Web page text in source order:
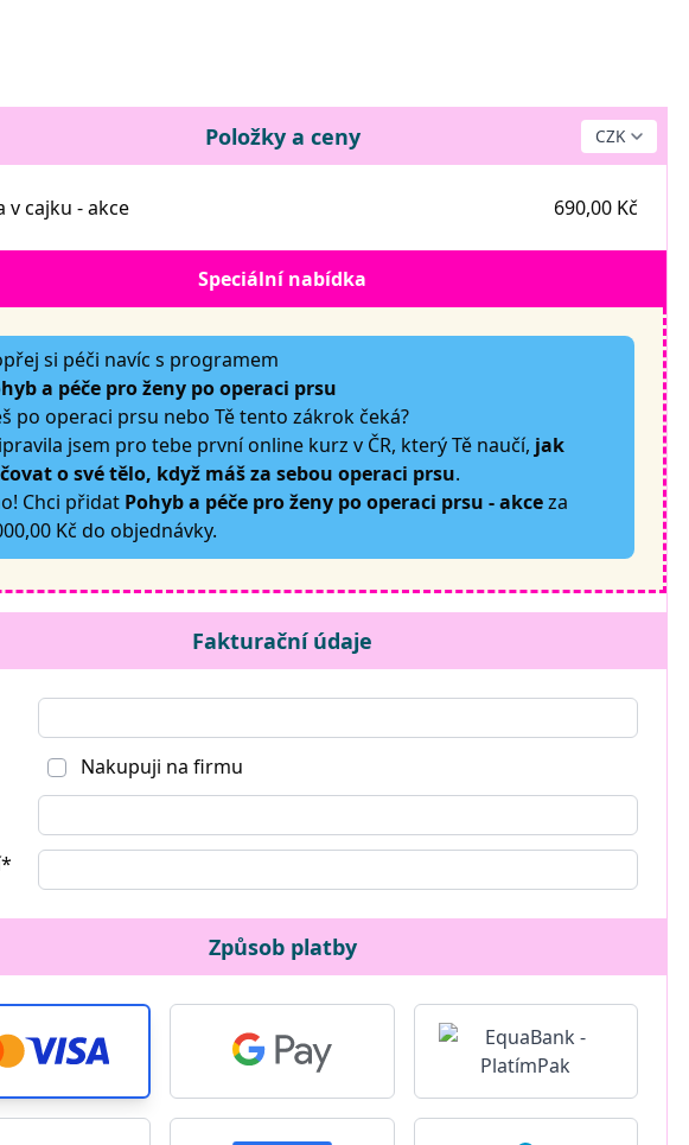
Položky a ceny
v cajku - akce 690,00 Kč
Speciální nabídka
si péči navíc s programem
a péče pro ženy po operaci prsu
po operaci prsu nebo Tě tento zákrok čeká?
jsem pro tebe první online kurz v ČR, který Tě naučí, jak
o své tělo, když máš za sebou operaci prsu.
Chci přidat Pohyb a péče pro ženy po operaci prsu - akceza
Kč do objednávky.
Fakturační údaje
Nakupuji na firmu
Způsob platby